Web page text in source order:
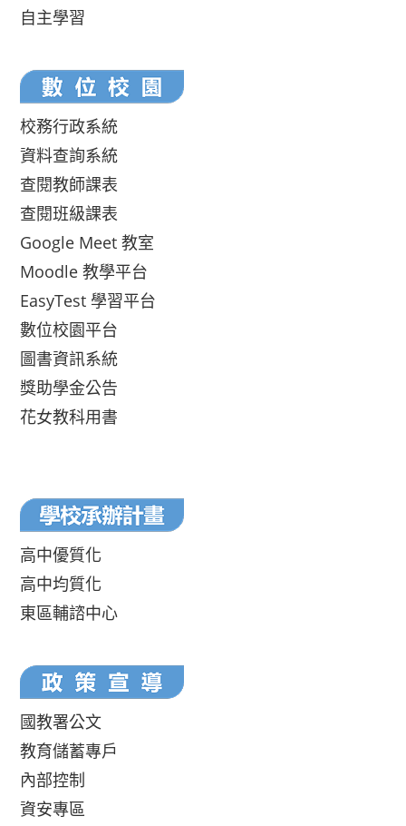
自主學習
校務行政系統
資料查詢系統
查閱教師課表
查閱班級課表
Google Meet 教室
Moodle 教學平台
EasyTest 學習平台
數位校園平台
圖書資訊系統
獎助學金公告
花女教科用書
高中優質化
高中均質化
東區輔諮中心
國教署公文
教育儲蓄專戶
內部控制
資安專區